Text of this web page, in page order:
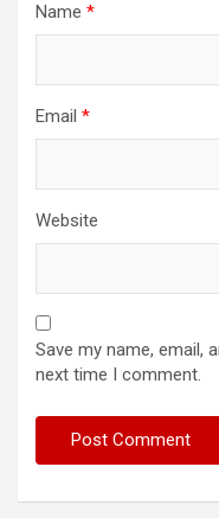
Name *
Email *
Website
Save my name, email,
next time I comment.